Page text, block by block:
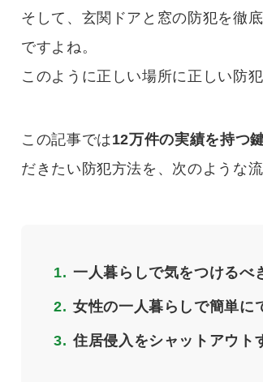
そして、玄関ドアと窓の防犯を徹
ですよね。
このように正しい場所に正しい防
この記事では12万件の実績を持つ
だきたい防犯方法を、次のような
一人暮らしで気をつけるべ
女性の一人暮らしで簡単に
住居侵入をシャットアウト